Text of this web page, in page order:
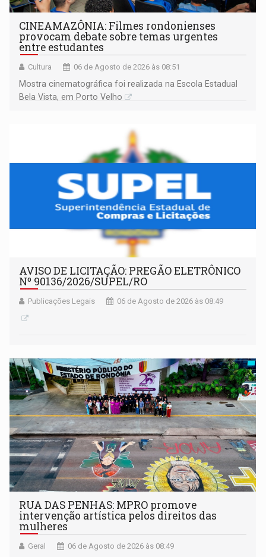
CINEAMAZÔNIA: Filmes rondonienses
provocam debate sobre temas urgentes
entre estudantes
Cultura 06 de Agosto de 2026 às 08:51
Mostra cinematográfica foi realizada na Escola Estadual
Bela Vista, em Porto Velho
AVISO DE LICITAÇÃO: PREGÃO ELETRÔNICO
Nº 90136/2026/SUPEL/RO
Publicações Legais 06 de Agosto de 2026 às 08:49
RUA DAS PENHAS: MPRO promove
intervenção artística pelos direitos das
mulheres
Geral 06 de Agosto de 2026 às 08:49